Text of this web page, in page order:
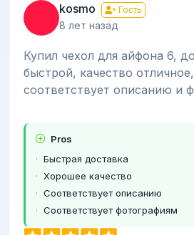
kosmo Гость
8 лет назад
Купил чехол для айфона 6,
быстрой, качество
соответствует описанию и
Pros
Быстрая доставка
Хорошее качество
Соответствует описанию
Соответствует фотографиям